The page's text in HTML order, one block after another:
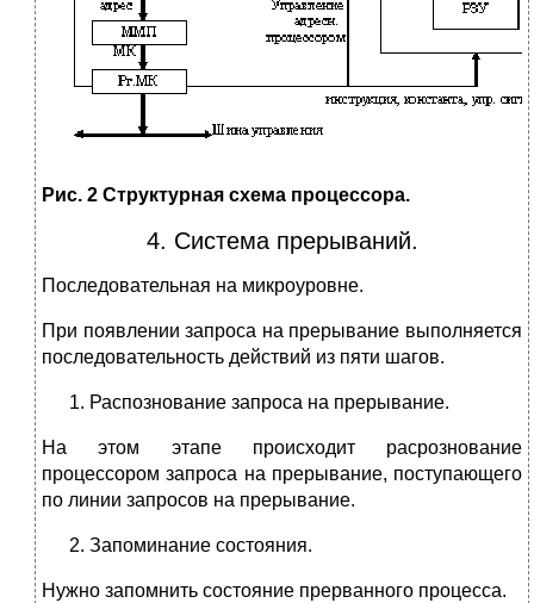
Рис. 2 Структурная схема процессора.
4. Система прерываний.
Последовательная на микроуровне.
При появлении запроса на прерывание выполняется
последовательность действий из пяти шагов.
Распознование запроса на прерывание.
На этом этапе происходит расрознование
процессором запроса на прерывание, поступающего
по линии запросов на прерывание.
Запоминание состояния.
Нужно запомнить состояние прерванного процесса.